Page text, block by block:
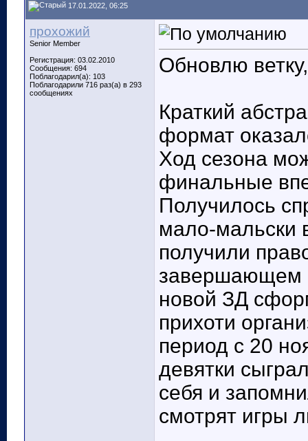
17.01.2022, 06:25
прохожий
Senior Member
Регистрация: 03.02.2010
Сообщения: 694
Поблагодарил(а): 103
Поблагодарили 716 раз(а) в 293
сообщениях
Обновлю
Краткий
формат
Ход сезона
финальные
Получилось
мало-мальски
получили
завершающем
новой ЗД
прихоти
период с 20
девятки
себя и
смотрят игры